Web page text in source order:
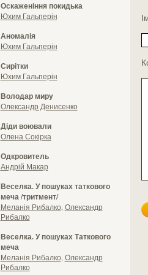
Оскаженіння покидька
Юхим Гальперін
Аномалія
Юхим Гальперін
Сирітки
Юхим Гальперін
Володар миру
Олександр Денисенко
Діди воювали
Олена Сокірка
Одкровитель
Андрій Макар
Веселка. У пошуках таткового
меча /тритмент/
Меланія Рибалко Олександр
Рибалко
Веселка. У пошуках Таткового
меча
Меланія Рибалко Олександр
Рибалко